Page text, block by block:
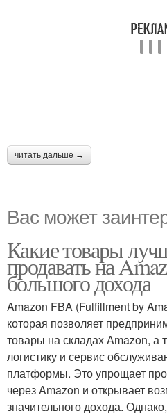
читать дальше →
Вас может
Какие товары
продавать на
большого дохода
Amazon FBA (Fulfillment by
которая позволяет
товары на складах Amazon, а
логистику и сервис
платформы. Это упрощает
через Amazon и открывает
значительного дохода.